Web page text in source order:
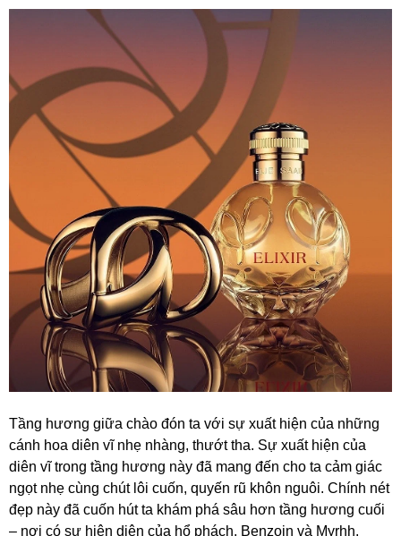
Tầng hương giữa chào đón ta với sự xuất hiện của những
cánh hoa diên vĩ nhẹ nhàng, thướt tha. Sự xuất hiện của
diên vĩ trong tầng hương này đã mang đến cho ta cảm giác
ngọt nhẹ cùng chút lôi cuốn, quyến rũ khôn nguôi. Chính nét
đẹp này đã cuốn hút ta khám phá sâu hơn tầng hương cuối
– nơi có sự hiện diện của hổ phách, Benzoin và Myrhh.